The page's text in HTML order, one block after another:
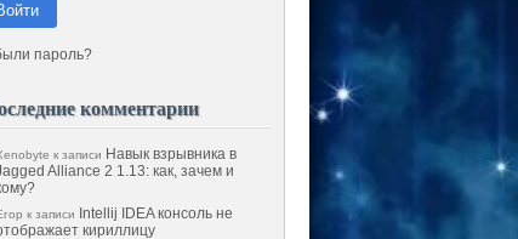
пароль?
комментарии
к записи Навык взрывника в
Alliance 2 1.13: как, зачем и
к записи
Intellij IDEA консоль не
кириллицу